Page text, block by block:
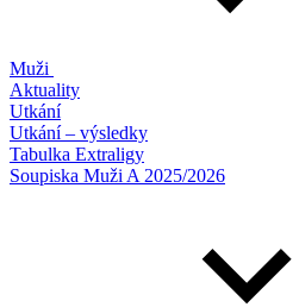
Muži
Aktuality
Utkání
Utkání – výsledky
Tabulka Extraligy
Soupiska Muži A 2025/2026